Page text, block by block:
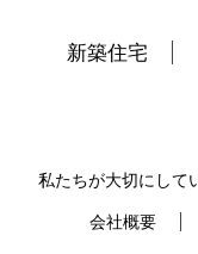
新築住宅
私たちが大切にして
会社概要